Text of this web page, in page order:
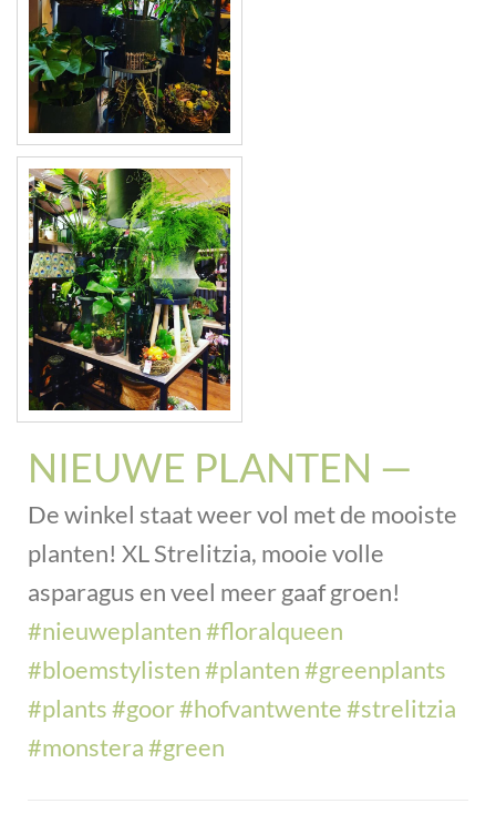
NIEUWE PLANTEN —
De winkel staat weer vol met de mooiste
planten! XL Strelitzia, mooie volle
asparagus en veel meer gaaf groen!
#nieuweplanten#floralqueen
#bloemstylisten#planten#greenplants
#plants#goor#hofvantwente#strelitzia
#monstera#green